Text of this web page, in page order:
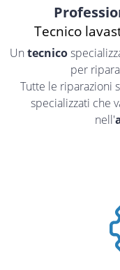
Tecnico
Un tecnico
per
Tutte le riparazioni
specializzati che
nell'